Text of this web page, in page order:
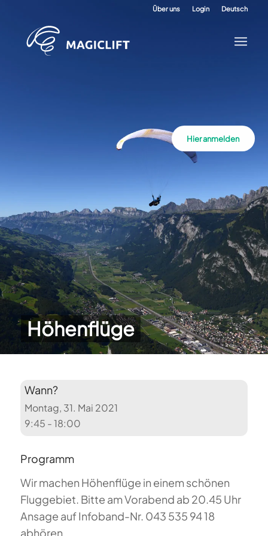
Über uns Login Deutsch
Höhenflüge
Hier anmelden
Wann?
Montag, 31. Mai 2021
9:45 - 18:00
Programm
Wir machen Höhenflüge in einem schönen
Fluggebiet. Bitte am Vorabend ab 20.45 Uhr
Ansage auf Infoband-Nr. 043 535 94 18
abhören.